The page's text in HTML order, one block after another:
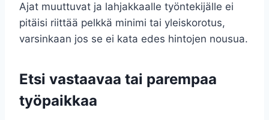
Ajat muuttuvat ja lahjakkaalle työntekijälle ei
pitäisi riittää pelkkä minimi tai yleiskorotus,
varsinkaan jos se ei kata edes hintojen nousua.
Etsi vastaavaa tai parempaa
työpaikkaa